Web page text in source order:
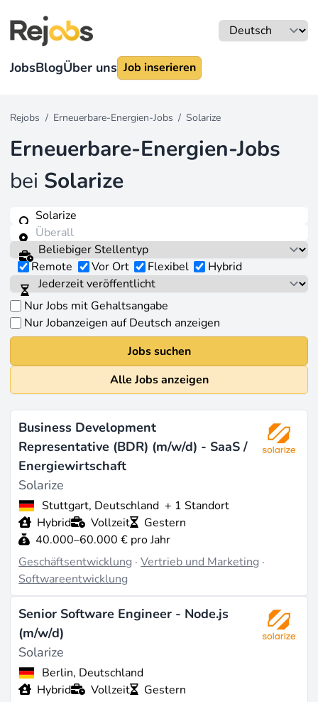
JobsBlogÜber uns Job inserieren
Rejobs / Erneuerbare-Energien-Jobs / Solarize
Erneuerbare-Energien-Jobs
bei Solarize
Remote Vor Ort Flexibel Hybrid
Nur Jobs mit Gehaltsangabe
Nur Jobanzeigen auf Deutsch anzeigen
Jobs suchen
Alle Jobs anzeigen
Business Development
Representative (BDR) (m/w/d) - SaaS /
Energiewirtschaft
Solarize
Stuttgart, Deutschland + 1 Standort
Hybrid
Vollzeit
Gestern
40.000–60.000 € pro Jahr
Geschäftsentwicklung ·Vertrieb und Marketing ·
Softwareentwicklung
Senior Software Engineer - Node.js
(m/w/d)
Solarize
Berlin, Deutschland
Hybrid
Vollzeit
Gestern